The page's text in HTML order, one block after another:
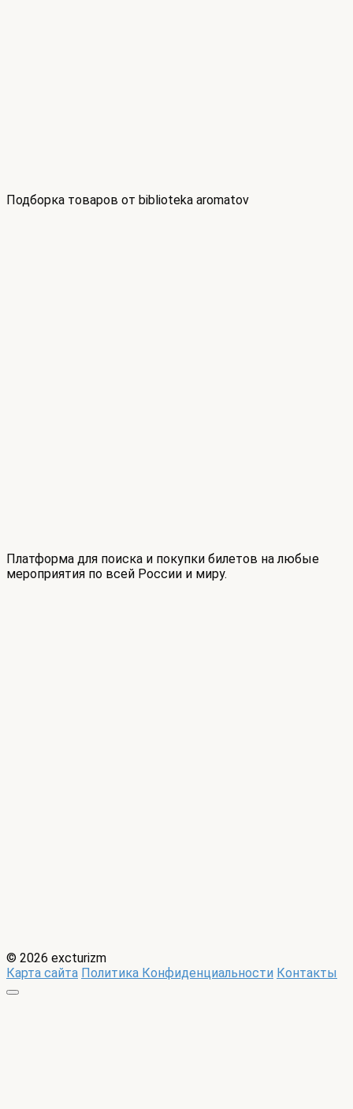
Подборка товаров от biblioteka aromatov
Платформа для поиска и покупки билетов на любые
мероприятия по всей России и миру.
© 2026 excturizm
Карта сайта Политика Конфиденциальности Контакты